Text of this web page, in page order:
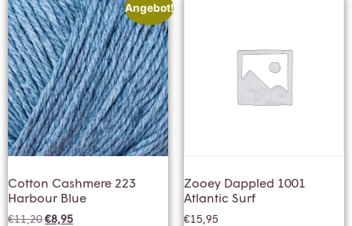
Angebot!
Cotton Cashmere 223
Harbour Blue
€11,20€8,95
Zooey Dappled 1001
Atlantic Surf
€15,95